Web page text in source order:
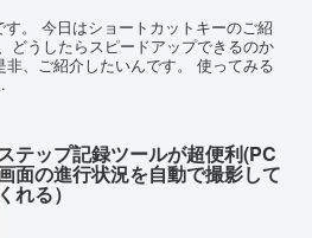
。 今日はショートカットキーのご紹
どうしたらスピードアップできるのか
、ご紹介したいんです。 使ってみる
テップ記録ツールが超便利(PC
面の進行状況を自動で撮影して
くれる）